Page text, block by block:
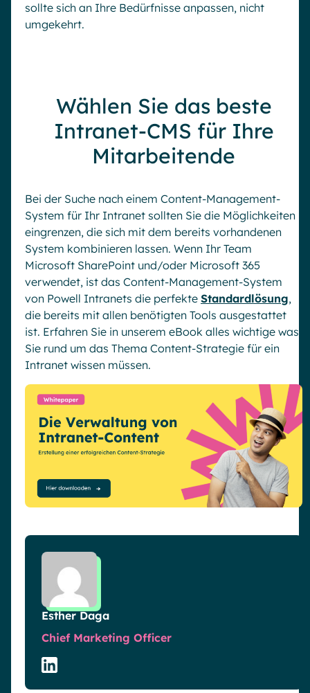
sollte sich an Ihre Bedürfnisse anpassen, nicht
umgekehrt.
Wählen Sie das beste
Intranet-CMS für Ihre
Mitarbeitende
Bei der Suche nach einem Content-Management-
System für Ihr Intranet sollten Sie die Möglichkeiten
eingrenzen, die sich mit dem bereits vorhandenen
System kombinieren lassen. Wenn Ihr Team
Microsoft SharePoint und/oder Microsoft 365
verwendet, ist das Content-Management-System
von Powell Intranets die perfekte Standardlösung,
die bereits mit allen benötigten Tools ausgestattet
ist. Erfahren Sie in unserem eBook alles wichtige was
Sie rund um das Thema Content-Strategie für ein
Intranet wissen müssen.
Esther Daga
Chief Marketing Officer